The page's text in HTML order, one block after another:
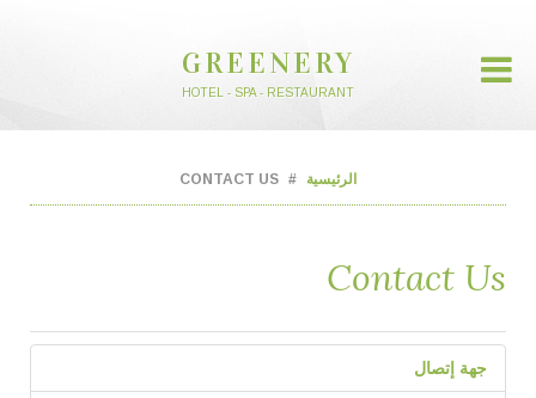
GREENERY
HOTEL - SPA - RESTAURANT
الرئيسية CONTACT US
Contact Us
جهة إتصال